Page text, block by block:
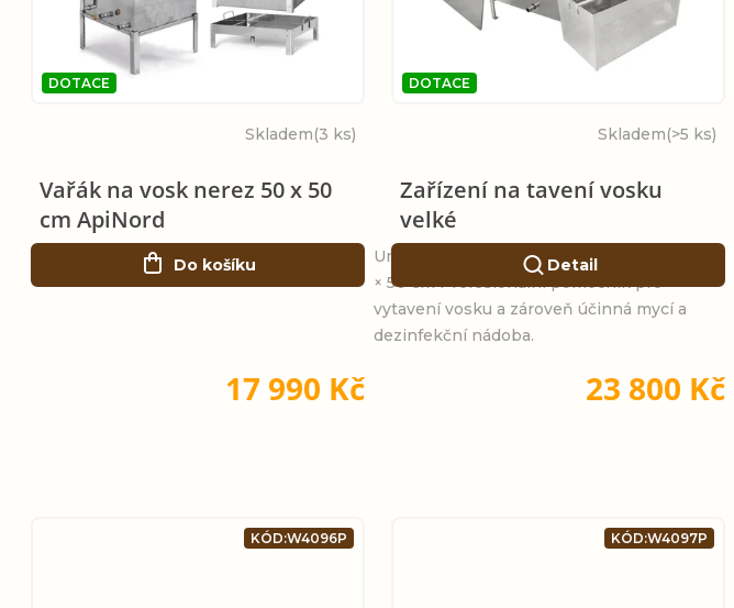
r
d
u
k
s
r
o
DOTACE
Vařák na vosk nerez 50 x 50
cm ApiNord
Skladem(3 ks)
17 990 Kč
Do košíku
Univerzální nerezový vařák na vosk 50
× 50 cm Profesionální pomocník pro
vytavení vosku a zároveň účinná mycí a
dezinfekční nádoba.
DOTACE
Zařízení na tavení vosku
velké
Skladem(>5 ks)
23 800 Kč
Detail
KÓD:W4096P KÓD:W4097P